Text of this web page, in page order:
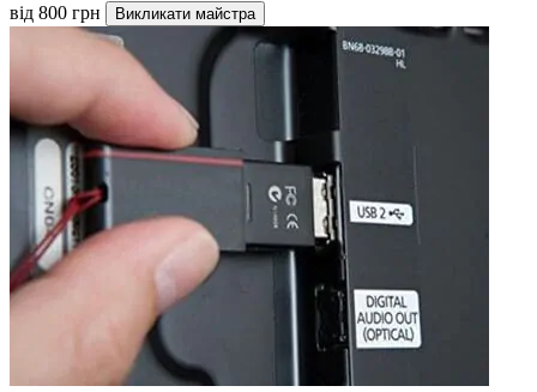
від 800 грн Викликати майстра